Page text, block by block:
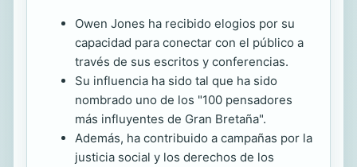
Owen Jones ha recibido elogios por su
capacidad para conectar con el público a
través de sus escritos y conferencias.
Su influencia ha sido tal que ha sido
nombrado uno de los "100 pensadores
más influyentes de Gran Bretaña".
Además, ha contribuido a campañas por la
justicia social y los derechos de los